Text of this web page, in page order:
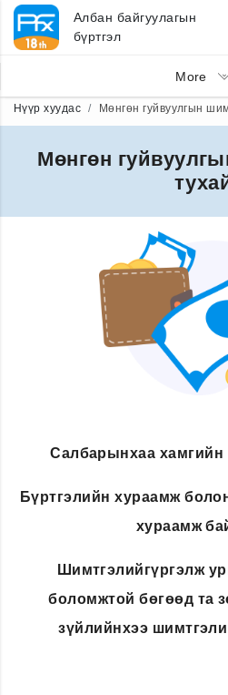
Албан байгуулагын
бүртгэл
More
Нүүр хуудас Мөнгөн гуйвуулгын
Мөнгөн
Салбарынхаа хамгийн
Бүртгэлийн хураамж
хураамж
Шимтгэлийгүргэлж
боломжтой бөгөөд та
зүйлийнхээ